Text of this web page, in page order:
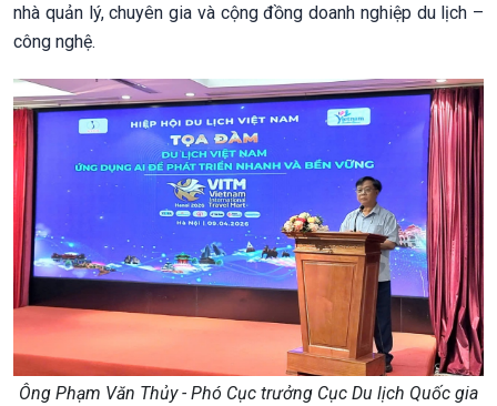
nhà quản lý, chuyên gia và cộng đồng doanh nghiệp du lịch –
công nghệ.
Ông Phạm Văn Thủy - Phó Cục trưởng Cục Du lịch Quốc gia